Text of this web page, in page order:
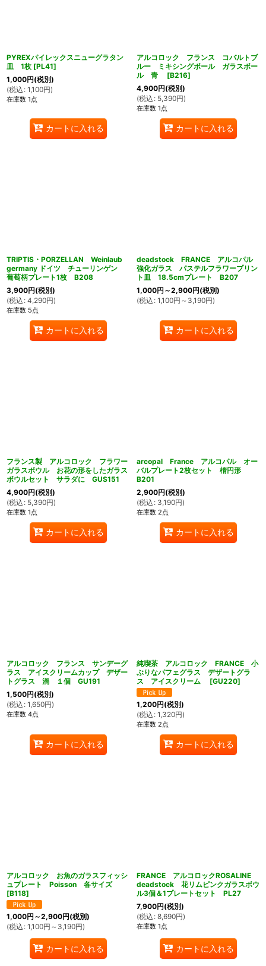
PYREXパイレックスニューグラタン
皿 1枚 [PL41]
1,000円(税別)
(税込 : 1,100円)
在庫数 1点
カートに入れる
アルコロック フランス コバルトブ
ルー ミキシングボール ガラスボー
ル 青
[B216]
4,900円(税別)
(税込 : 5,390円)
在庫数 1点
カートに入れる
TRIPTIS・PORZELLAN Weinlaub
germany ドイツ チューリンゲン
葡萄柄プレート1枚 B208
3,900円(税別)
(税込 : 4,290円)
在庫数 5点
カートに入れる
deadstock FRANCE アルコパル
強化ガラス パステルフラワープリン
ト皿 18.5cmプレート B207
1,000円 ～2,900円(税別)
(税込 : 1,100円 ～3,190円)
カートに入れる
フランス製 アルコロック フラワー
ガラスボウル お花の形をしたガラス
ボウルセット サラダに GUS151
4,900円(税別)
(税込 : 5,390円)
在庫数 1点
カートに入れる
arcopal France アルコパル オー
バルプレート2枚セット 楕円形
B201
2,900円(税別)
(税込 : 3,190円)
在庫数 2点
カートに入れる
アルコロック フランス サンデーグ
ラス アイスクリームカップ デザー
トグラス 渦 １個 GU191
1,500円(税別)
(税込 : 1,650円)
在庫数 4点
カートに入れる
純喫茶 アルコロック FRANCE 小
ぶりなパフェグラス デザートグラ
ス アイスクリーム
[GU220]
1,200円(税別)
(税込 : 1,320円)
在庫数 2点
カートに入れる
アルコロック お魚のガラスフィッシ
ュプレート Poisson 各サイズ
[B118]
1,000円 ～2,900円(税別)
(税込 : 1,100円 ～3,190円)
カートに入れる
FRANCE アルコロックROSALINE
deadstock 花リムピンクガラスボウ
ル3個＆1プレートセット PL27
7,900円(税別)
(税込 : 8,690円)
在庫数 1点
カートに入れる